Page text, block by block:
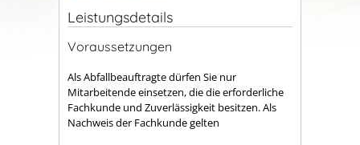
Leistungsdetails
Voraussetzungen
Als Abfallbeauftragte dürfen Sie nur
Mitarbeitende einsetzen, die die erforderliche
Fachkunde und Zuverlässigkeit besitzen.Als
Nachweis der Fachkunde gelten